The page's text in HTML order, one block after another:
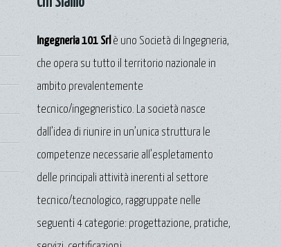
Ingegneria 101 Srlè uno Società di Ingegneria,
che opera su tutto il territorio nazionale in
ambito prevalentemente
tecnico/ingegneristico. La società nasce
dall’idea di riunire in un’unica struttura le
competenze necessarie all’espletamento
delle principali attività inerenti al settore
tecnico/tecnologico, raggruppate nelle
seguenti 4 categorie: progettazione, pratiche,